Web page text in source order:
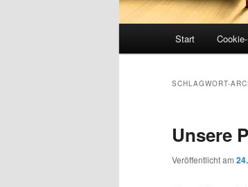
Start
SCHLAGWORT-
Unsere
Veröffentlicht am